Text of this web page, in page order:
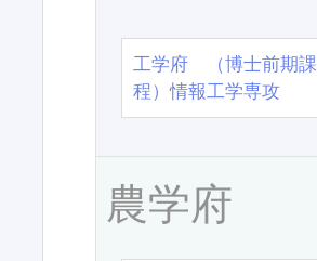
工学府 （博士前期課
程）情報工学専攻
農学府